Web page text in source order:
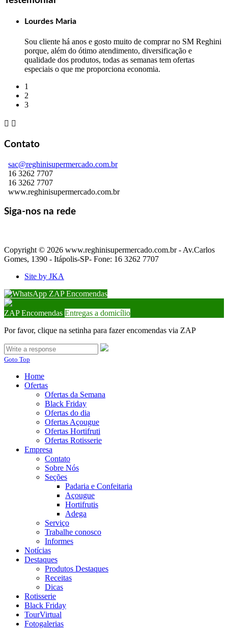
Lourdes Maria
Sou cliente há anos e gosto muito de comprar no SM Reghini
porque, além do ótimo atendimento, diversificação e
qualidade dos produtos, todas as semanas tem ofertas
especiais o que me proporciona economia.
1
2
3
 
Contato
sac@reghinisupermercado.com.br
16 3262 7707
16 3262 7707
www.reghinisupermercado.com.br
Siga-nos na rede
Copyright © 2026 www.reghinisupermercado.com.br - Av.Carlos
Gomes, 1390 - Itápolis-SP- Fone: 16 3262 7707
Site by JKA
ZAP Encomendas
ZAP Encomendas Entregas a domicílio
Por favor, clique na setinha para fazer encomendas via ZAP
Goto Top
Home
Ofertas
Ofertas da Semana
Black Friday
Ofertas do dia
Ofertas Açougue
Ofertas Hortifruti
Ofertas Rotisserie
Empresa
Contato
Sobre Nós
Seções
Padaria e Confeitaria
Açougue
Hortifrutis
Adega
Serviço
Trabalhe conosco
Informes
Notícias
Destaques
Produtos Destaques
Receitas
Dicas
Rotisserie
Black Friday
TourVirtual
Fotogalerias